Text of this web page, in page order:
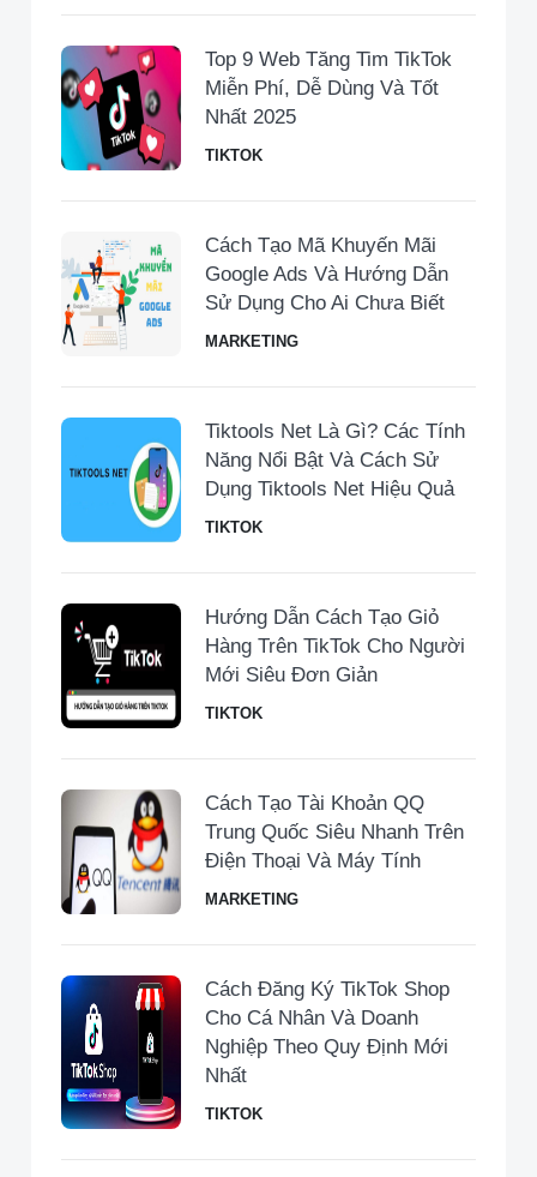
Top 9 Web Tăng Tim TikTok
Miễn Phí, Dễ Dùng Và Tốt
Nhất 2025
TIKTOK
Cách Tạo Mã Khuyến Mãi
Google Ads Và Hướng Dẫn
Sử Dụng Cho Ai Chưa Biết
MARKETING
Tiktools Net Là Gì? Các Tính
Năng Nổi Bật Và Cách Sử
Dụng Tiktools Net Hiệu Quả
TIKTOK
Hướng Dẫn Cách Tạo Giỏ
Hàng Trên TikTok Cho Người
Mới Siêu Đơn Giản
TIKTOK
Cách Tạo Tài Khoản QQ
Trung Quốc Siêu Nhanh Trên
Điện Thoại Và Máy Tính
MARKETING
Cách Đăng Ký TikTok Shop
Cho Cá Nhân Và Doanh
Nghiệp Theo Quy Định Mới
Nhất
TIKTOK